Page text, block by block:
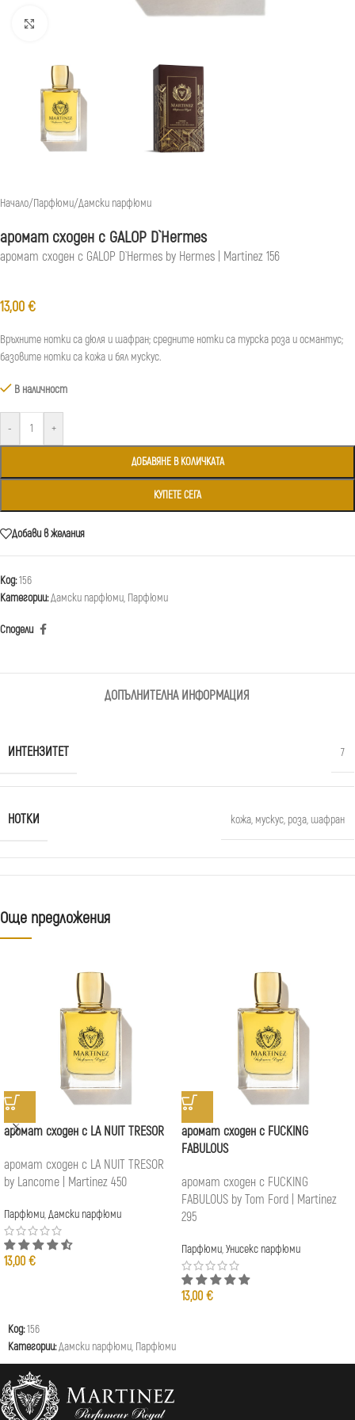
Начало/Парфюми/Дамски парфюми
аромат сходен с GALOP D`Hermes
аромат сходен с GALOP D`Hermes by Hermes | Martinez 156
13,00€
Връхните нотки са дюля и шафран; средните нотки са турска роза и османтус;
базовите нотки са кожа и бял мускус.
В наличност
- +
ДОБАВЯНЕ В КОЛИЧКАТА
КУПЕТЕ СЕГА
Добави в желания
Код:156
Категории:Дамски парфюми, Парфюми
Сподели
ДОПЪЛНИТЕЛНА ИНФОРМАЦИЯ
ИНТЕНЗИТЕТ 7
НОТКИ кожа, мускус, роза, шафран
Още предложения
аромат сходен с LA NUIT TRESOR
аромат сходен с LA NUIT TRESOR
by Lancome | Martinez 450
Парфюми,Дамски парфюми
13,00 €
аромат сходен с FUCKING
FABULOUS
аромат сходен с FUCKING
FABULOUS by Tom Ford | Martinez
295
Парфюми,Унисекс парфюми
13,00 €
Код:156
Категории:Дамски парфюми, Парфюми